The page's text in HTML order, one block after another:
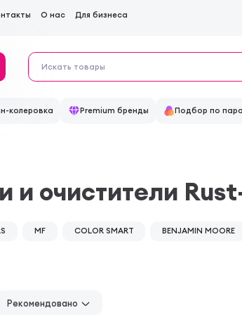
О нас Для бизнеса
колеровка Premium бренды Подбор по
и очистители
Рекомендовано
MF COLOR SMART BENJAMIN MOORE